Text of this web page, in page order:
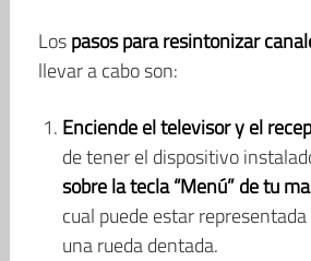
Lospasos para resintonizar
llevar a cabo son:
Enciende el televisor y el
de tener el dispositivo
sobre la tecla “Menú” de tu
cual puede estar
una rueda dentada.